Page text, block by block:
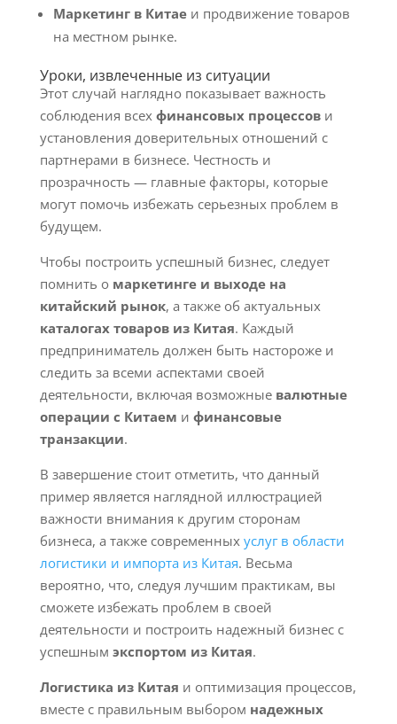
Маркетинг в Китаеи продвижение товаров
на местном рынке.
Уроки, извлеченные из ситуации
Этот случай наглядно показывает важность
соблюдения всех финансовых процессови
установления доверительных отношений с
партнерами в бизнесе. Честность и
прозрачность — главные факторы, которые
могут помочь избежать серьезных проблем в
будущем.
Чтобы построить успешный бизнес, следует
помнить о маркетинге и выходе на
китайский рынок, а также об актуальных
каталогах товаров из Китая. Каждый
предприниматель должен быть настороже и
следить за всеми аспектами своей
деятельности, включая возможные валютные
операции с Китаем и финансовые
транзакции.
В завершение стоит отметить, что данный
пример является наглядной иллюстрацией
важности внимания к другим сторонам
бизнеса, а также современных услуг в области
логистики и импорта из Китая. Весьма
вероятно, что, следуя лучшим практикам, вы
сможете избежать проблем в своей
деятельности и построить надежный бизнес с
успешным экспортом из Китая.
Логистика из Китая и оптимизация процессов,
вместе с правильным выбором надежных